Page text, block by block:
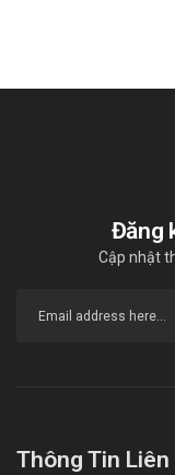
Đăng
Cập nhật
Thông Tin Liên